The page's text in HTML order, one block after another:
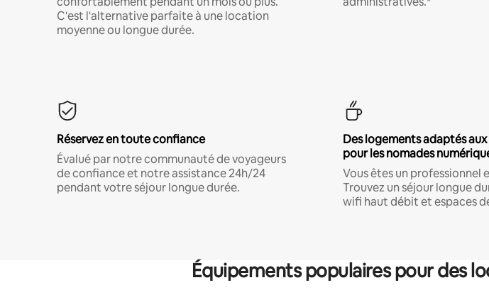
C'est l'alternative parfaite à une location
moyenne ou longue durée.
Réservez en toute confiance
Évalué par notre communauté de voyageurs
de confiance et notre assistance 24h/24
pendant votre séjour longue durée.
Des logements adaptés
pour les nomades
Vous êtes un professionnel
Trouvez un séjour longue
wifi haut débit et espaces
Équipements populaires pour des